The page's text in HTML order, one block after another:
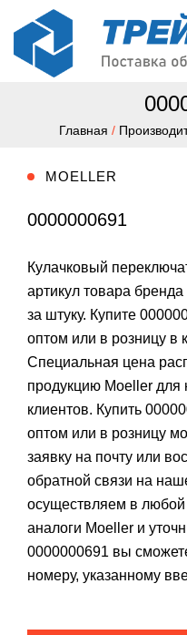
Главная /
MOELLER
0000000691
Кулачковый
артикул товара
за штуку. Купите
оптом или в розницу в
Специальная цена
продукцию Moeller
клиентов. Купить
оптом или в розницу
заявку на почту или
обратной связи на
осуществляем в
аналоги Moeller и
0000000691 вы
номеру, указанному